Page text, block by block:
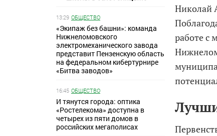
13:29 ОБЩЕСТВО
«Экипаж без башни»: команда
Нижнеломовского
электромеханического завода
представит Пензенскую область
на федеральном кибертурнире
«Битва заводов»
16:45 ОБЩЕСТВО
И тянутся города: оптика
«Ростелекома» доступна в
четырех из пяти домов в
российских мегаполисах
Николай
работе с